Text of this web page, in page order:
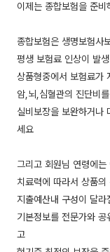
이제는 종합보험을 준
종합보험은 생명보험사
평생 보험료 인상이 발
상품형중에서 보험료가
암,뇌,심혈관의 진단비
실비보장을 보완하거나
세요
그리고 회원님 연령에
치료력에 따라서 상품
지출예산내 구성이 달라
기본정보를 전문가와
고